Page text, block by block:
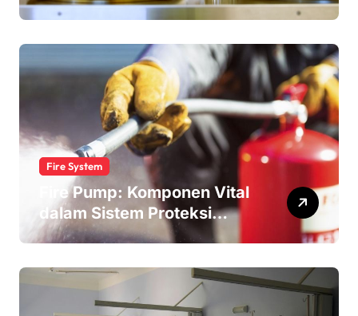
Harga Terjangkau
Fire System
Fire Pump: Komponen Vital
dalam Sistem Proteksi
Kebakaran